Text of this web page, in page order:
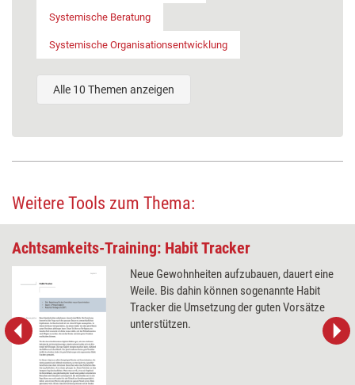
Systemische Beratung
Systemische Organisationsentwicklung
Alle 10 Themen anzeigen
Weitere Tools zum Thema:
Achtsamkeits-Training: Habit Tracker
Neue Gewohnheiten aufzubauen, dauert eine
Weile. Bis dahin können sogenannte Habit
Tracker die Umsetzung der guten Vorsätze
unterstützen.